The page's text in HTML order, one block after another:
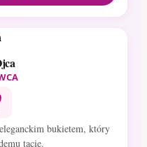
bukietem, który
tacie.